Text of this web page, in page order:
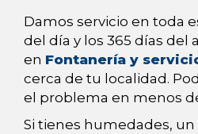
Damos servicio en toda
del día y los 365 días del
en Fontanería y
cerca de tu localidad.
el problema en menos
Si tienes humedades, un